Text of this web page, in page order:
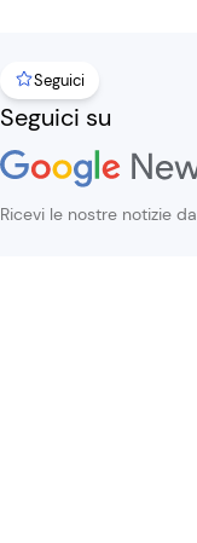
Seguici
Seguici su
Ricevi le nostre notizie da